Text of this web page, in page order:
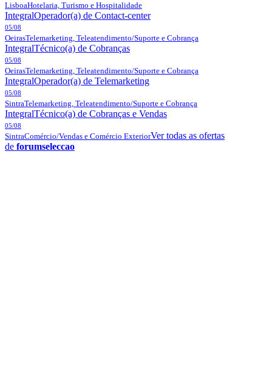
LisboaHotelaria, Turismo e Hospitalidade
IntegralOperador(a) de Contact-center
05/08
OeirasTelemarketing, Teleatendimento/Suporte e Cobrança
IntegralTécnico(a) de Cobranças
05/08
OeirasTelemarketing, Teleatendimento/Suporte e Cobrança
IntegralOperador(a) de Telemarketing
05/08
SintraTelemarketing, Teleatendimento/Suporte e Cobrança
IntegralTécnico(a) de Cobranças e Vendas
05/08
SintraComércio/Vendas e Comércio ExteriorVer todas as ofertas
de forumseleccao